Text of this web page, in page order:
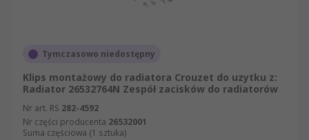
Tymczasowo niedostępny
Klips montażowy do radiatora Crouzet do uzytku z:
Radiator 26532764N Zespół zacisków do radiatorów
Nr art. RS 282-4592
Nr części producenta 26532001
Suma częściowa (1 sztuka)